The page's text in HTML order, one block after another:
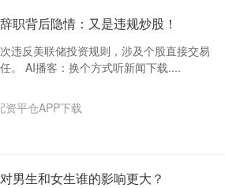
职背后隐情：又是违规炒股！
违反美联储投资规则，涉及个股直接交易
。 AI播客：换个方式听新闻下载....
资平仓APP下载
男生和女生谁的影响更大？